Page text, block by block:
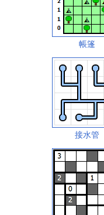
帳篷
接水管